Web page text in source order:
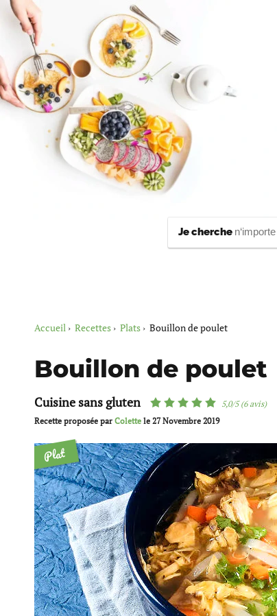
Je cherche
Accueil Recettes Plats Bouillon de poulet
Bouillon de poulet
Cuisine sans gluten
5,0/5 (6 avis)
Recette proposée par Colettele 27 Novembre 2019
Plat